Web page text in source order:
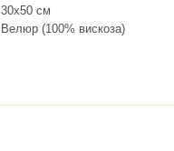
30х50 см
Велюр (100% вискоза)